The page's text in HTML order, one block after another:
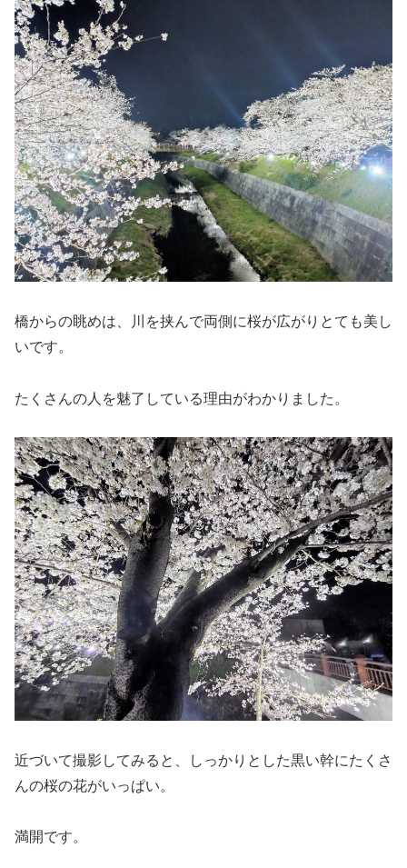
橋からの眺めは、川を挟んで両側に桜が広がりとても美し
いです。
たくさんの人を魅了している理由がわかりました。
近づいて撮影してみると、しっかりとした黒い幹にたくさ
んの桜の花がいっぱい。
満開です。